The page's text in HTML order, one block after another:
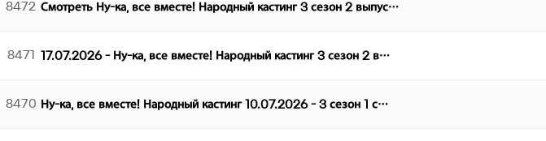
8472 Смотреть Ну-ка, все вместе! Народный кастинг 3 сезон 2 выпус…
8471 17.07.2026 - Ну-ка, все вместе! Народный кастинг 3 сезон 2 в…
8470 Ну-ка, все вместе! Народный кастинг 10.07.2026 - 3 сезон 1 с…